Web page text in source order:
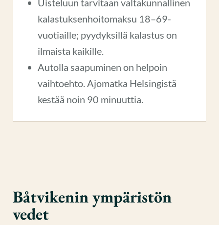
Uisteluun tarvitaan valtakunnallinen
kalastuksenhoitomaksu 18–69-
vuotiaille; pyydyksillä kalastus on
ilmaista kaikille.
Autolla saapuminen on helpoin
vaihtoehto. Ajomatka Helsingistä
kestää noin 90 minuuttia.
Båtvikenin ympäristön
vedet